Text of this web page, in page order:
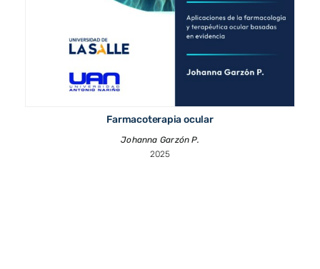
Farmacoterapia ocular
Johanna Garzón P.
2025